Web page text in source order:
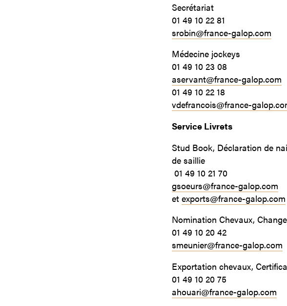
Secrétariat
01 49 10 22 81
srobin@france-galop.com
Médecine jockeys
01 49 10 23 08
aservant@france-galop.com
01 49 10 22 18
vdefrancois@france-
Service Livrets
Stud Book, Déclaration de
de saillie
01 49 10 21 70
gsoeurs@france-galop.com
et exports@france-galop.com
Nomination Chevaux,
01 49 10 20 42
smeunier@france-galop.com
Exportation chevaux,
01 49 10 20 75
ahouari@france-galop.com